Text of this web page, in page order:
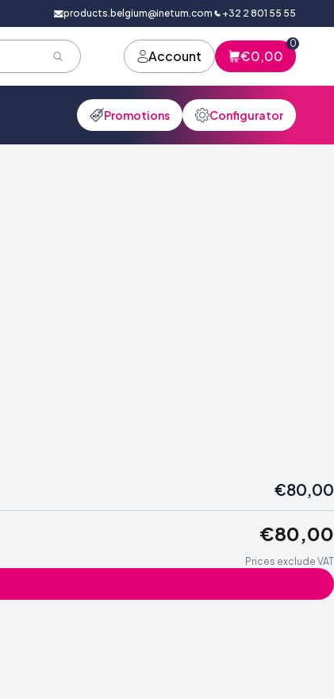
products.belgium@inetum.com +32 2 801 55 55
Account €0,00
0
Promotions Configurator
€80,00
€80,00
Prices exclude VAT